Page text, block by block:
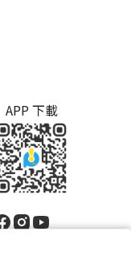
APP 下載